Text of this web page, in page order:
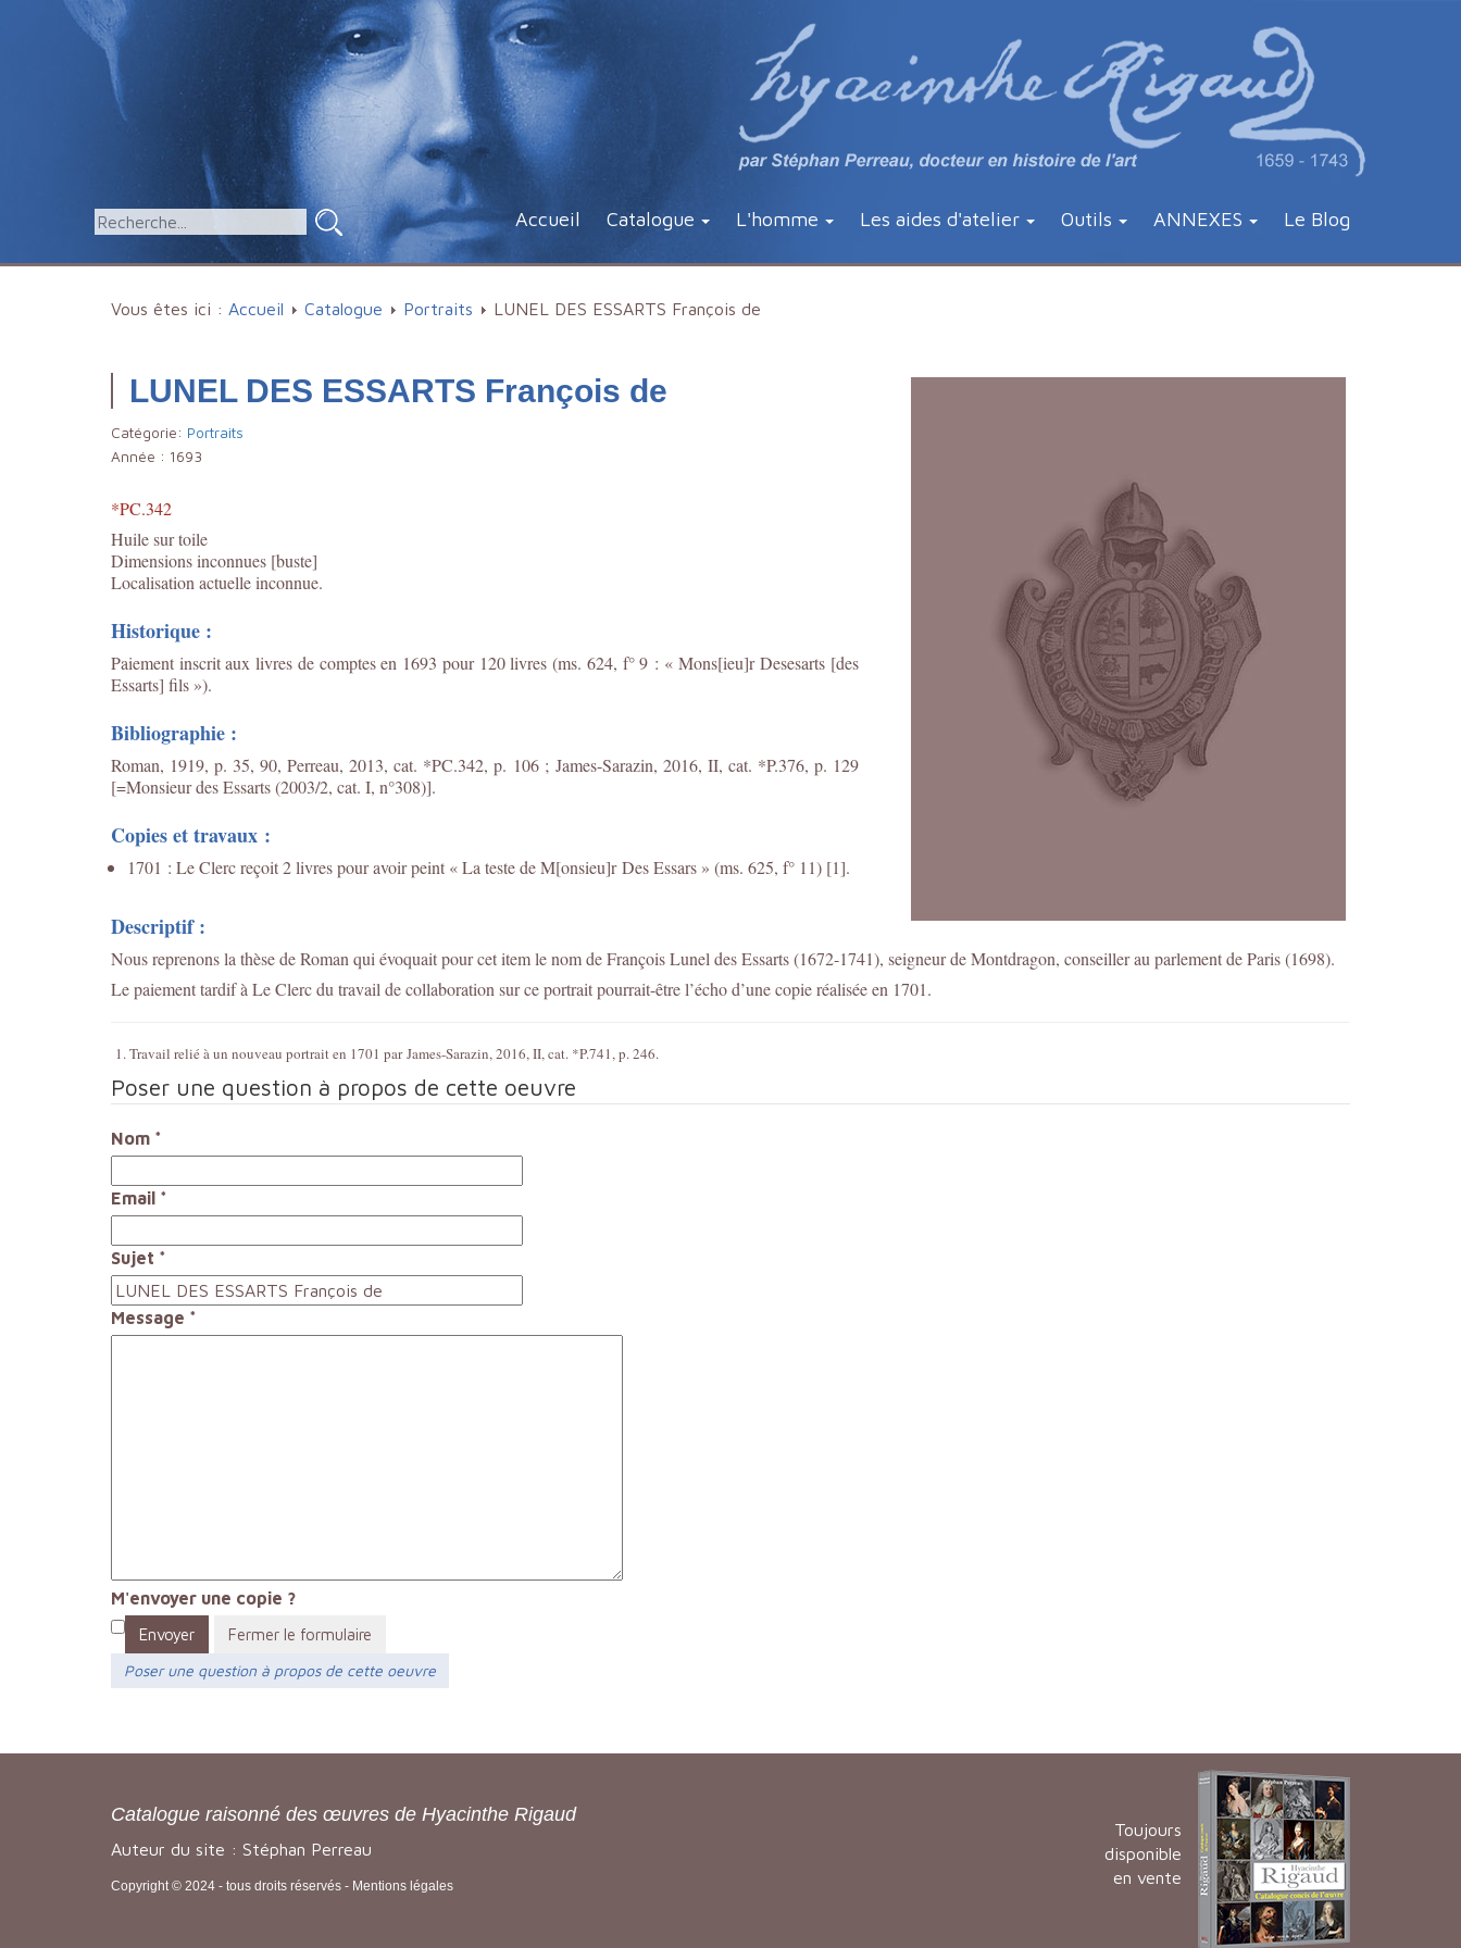
Accueil Catalogue L'homme Les aides d'atelier Outils ANNEXES Le Blog
Vous êtes ici : Accueil Catalogue Portraits LUNEL DES ESSARTS François de
LUNEL DES ESSARTS François de
Catégorie: Portraits
Année : 1693
*PC.342
Huile sur toile
Dimensions inconnues [buste]
Localisation actuelle inconnue.
Historique :
Paiement inscrit aux livres de comptes en 1693 pour 120 livres (ms. 624, f° 9 : « Mons[ieu]r Desesarts [des
Essarts] fils »).
Bibliographie :
Roman, 1919, p. 35, 90, Perreau, 2013, cat. *PC.342, p. 106 ; James-Sarazin, 2016, II, cat. *P.376, p. 129
[=Monsieur des Essarts (2003/2, cat. I, n°308)].
Copies et travaux :
1701 : Le Clerc reçoit 2 livres pour avoir peint « La teste de M[onsieu]r Des Essars » (ms. 625, f° 11) [1].
Descriptif :
Nous reprenons la thèse de Roman qui évoquait pour cet item le nom de François Lunel des Essarts (1672-1741), seigneur de Montdragon, conseiller au parlement de Paris (1698).
Le paiement tardif à Le Clerc du travail de collaboration sur ce portrait pourrait-être l’écho d’une copie réalisée en 1701.
1. Travail relié à un nouveau portrait en 1701 parJames-Sarazin, 2016, II, cat. *P.741, p. 246.
Poser une question à propos de cette oeuvre
Nom *
Email *
Sujet *
Message *
M'envoyer une copie ?
Envoyer
Fermer le formulaire
Poser une question à propos de cette oeuvre
Catalogue raisonné des œuvres de Hyacinthe Rigaud
Auteur du site : Stéphan Perreau
Copyright © 2024 - tous droits réservés - Mentions légales
Toujours
disponible
en vente